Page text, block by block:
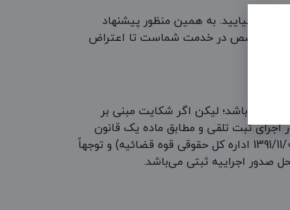
بیرون بیایید. به همین منظور پیشنهاد
و متخصص در خدمت شماست تا اعتراض
ثبت محل می‌باشد؛ لیکن اگر شکایت مبنی بر
اجرای ثبت تلقی و مطابق ماده یک قانون
اصلاح بعضی از مواد قانون ثبت و قانون دفاتر اسناد رسمی مصوب 1322/06/27 (با لحاظ نظریه مشورتی شماره 7/2206 مورخ 1391/11/02 اداره کل حقوقی قوه قضائیه) و توجهاً